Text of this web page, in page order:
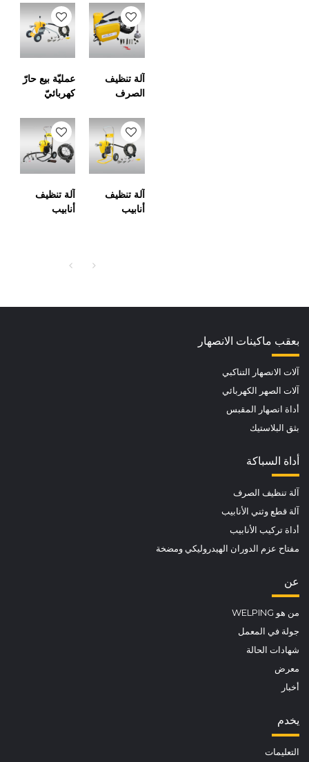
لتنظيف
خطوط
الصرف من
3/4 بوصة
لتنظيف
خطوط
الصرف 2
آلة تنظيف
الصرف
لتنظيف
خطوط
الصرف من
3/4 بوصة
عمليّة بيع حارّ
كهربائيّ
للنقل
المجاريّ
أنابيب تجفيف
آلة تنظيف
آلة تنظيف
أنابيب
آلة تنظيف
أنابيب
بعقب ماكينات الانصهار
آلات الانصهار التناكبي
آلات الصهر الكهربائي
أداة انصهار المقبس
بثق البلاستيك
أداة السباكة
آلة تنظيف الصرف
آلة قطع وثني الأنابيب
أداة تركيب الأنابيب
مفتاح عزم الدوران الهيدروليكي ومضخة
عن
من هو WELPING
جولة في المعمل
شهادات الحالة
معرض
أخبار
يخدم
التعليمات